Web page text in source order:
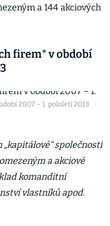
a 144 akciových
firem* v období
2007 – 1. pololetí 2013
společnosti
a akciové
komanditní
vlastníků apod.